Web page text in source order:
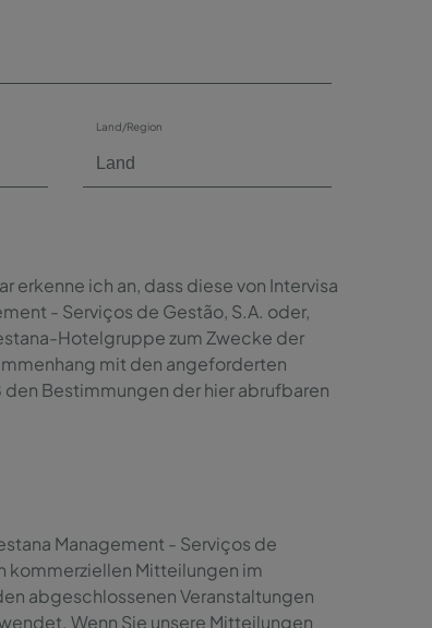
Land/Region
erkenne ich an, dass diese von Intervisa
- Serviços de Gestão, S.A. oder,
Hotelgruppe zum Zwecke der
mit den angeforderten
Bestimmungen der hier abrufbaren
Management - Serviços de
kommerziellen Mitteilungen im
abgeschlossenen Veranstaltungen
Wenn Sie unsere Mitteilungen